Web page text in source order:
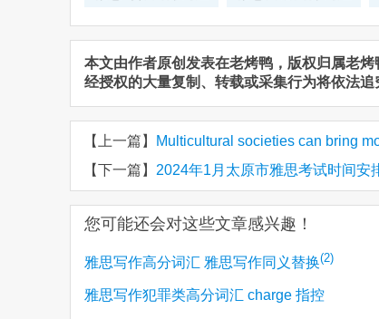
本文由作者原创发表在老烤鸭，版权归属老烤
经授权的大量复制、转载或采集行为将依法追
【上一篇】
Multicultural societies can bring
【下一篇】 2024年1月太原市雅思考试时间安
您可能还会对这些文章感兴趣！
雅思写作高分词汇 雅思写作同义替换(2)
雅思写作犯罪类高分词汇 charge 指控